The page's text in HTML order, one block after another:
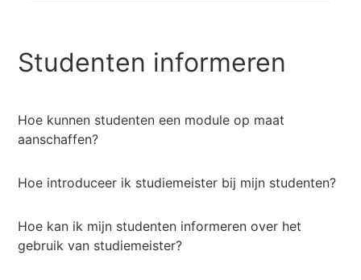
Studenten informeren
Hoe kunnen studenten een module op maat
aanschaffen?
Hoe introduceer ik studiemeister bij mijn studenten?
Hoe kan ik mijn studenten informeren over het
gebruik van studiemeister?